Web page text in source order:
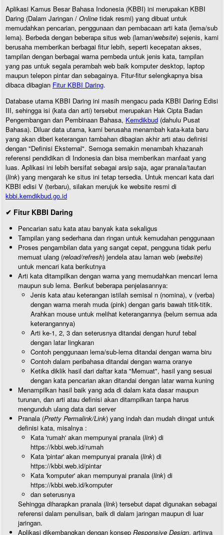
Aplikasi Kamus Besar Bahasa Indonesia (KBBI) ini merupakan KBBI
Daring (Dalam Jaringan / Online tidak resmi) yang dibuat untuk
memudahkan pencarian, penggunaan dan pembacaan arti kata (lema/sub
lema). Berbeda dengan beberapa situs web (laman/website) sejenis, kami
berusaha memberikan berbagai fitur lebih, seperti kecepatan akses,
tampilan dengan berbagai warna pembeda untuk jenis kata, tampilan
yang pas untuk segala perambah web baik komputer desktop, laptop
maupun telepon pintar dan sebagainya. Fitur-fitur selengkapnya bisa
dibaca dibagian Fitur KBBI Daring.
Database utama KBBI Daring ini masih mengacu pada KBBI Daring Edisi
III, sehingga isi (kata dan arti) tersebut merupakan Hak Cipta Badan
Pengembangan dan Pembinaan Bahasa, Kemdikbud (dahulu Pusat
Bahasa). Diluar data utama, kami berusaha menambah kata-kata baru
yang akan diberi keterangan tambahan dibagian akhir arti atau definisi
dengan "Definisi Eksternal". Semoga semakin menambah khazanah
referensi pendidikan di Indonesia dan bisa memberikan manfaat yang
luas. Aplikasi ini lebih bersifat sebagai arsip saja, agar pranala/tautan
(link) yang mengarah ke situs ini tetap tersedia. Untuk mencari kata dari
KBBI edisi V (terbaru), silakan merujuk ke website resmi di
kbbi.kemdikbud.go.id
✔ Fitur KBBI Daring
Pencarian satu kata atau banyak kata sekaligus
Tampilan yang sederhana dan ringan untuk kemudahan penggunaan
Proses pengambilan data yang sangat cepat, pengguna tidak perlu
memuat ulang (reload/refresh) jendela atau laman web (website)
untuk mencari kata berikutnya
Arti kata ditampilkan dengan warna yang memudahkan mencari lema
maupun sub lema. Berikut beberapa penjelasannya:
Jenis kata atau keterangan istilah semisal n (nomina), v (verba)
dengan warna merah muda (pink) dengan garis bawah titik-titik.
Arahkan mouse untuk melihat keterangannya (belum semua ada
keterangannya)
Arti ke-1, 2, 3 dan seterusnya ditandai dengan huruf tebal
dengan latar lingkaran
Contoh penggunaan lema/sub-lema ditandai dengan warna biru
Contoh dalam peribahasa ditandai dengan warna oranye
Ketika diklik hasil dari daftar kata "Memuat", hasil yang sesuai
dengan kata pencarian akan ditandai dengan latar warna kuning
Menampilkan hasil baik yang ada di dalam kata dasar maupun
turunan, dan arti atau definisi akan ditampilkan tanpa harus
mengunduh ulang data dari server
Pranala (Pretty Permalink/Link) yang indah dan mudah diingat untuk
definisi kata, misalnya :
Kata 'rumah' akan mempunyai pranala (link) di
https://kbbi.web.id/rumah
Kata 'pintar' akan mempunyai pranala (link) di
https://kbbi.web.id/pintar
Kata 'komputer' akan mempunyai pranala (link) di
https://kbbi.web.id/komputer
dan seterusnya
Sehingga diharapkan pranala (link) tersebut dapat digunakan sebagai
referensi dalam penulisan, baik di dalam jaringan maupun di luar
jaringan.
Aplikasi dikembangkan dengan konsep Responsive Design, artinya